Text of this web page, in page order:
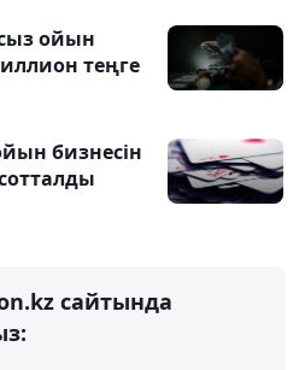
ойын
теңге
бизнесін
сайтында